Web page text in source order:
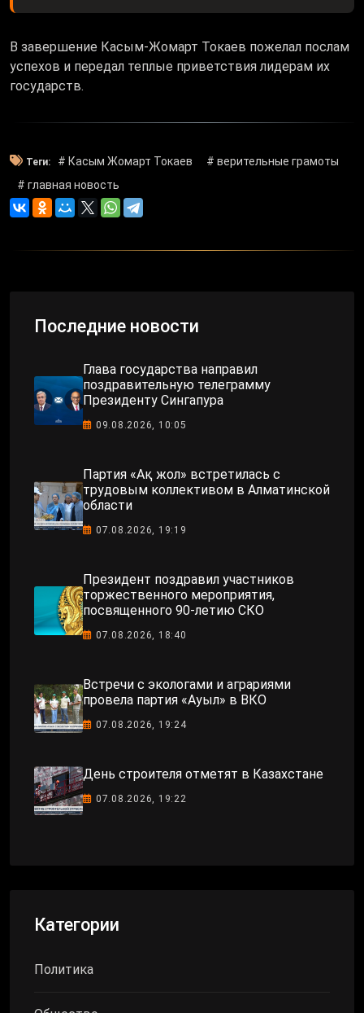
В завершение Касым-Жомарт Токаев пожелал послам
успехов и передал теплые приветствия лидерам их
государств.
Теги: # Касым Жомарт Токаев
# верительные грамоты
# главная новость
Последние новости
Глава государства направил
поздравительную телеграмму
Президенту Сингапура
09.08.2026, 10:05
Партия «Ақ жол» встретилась с
трудовым коллективом в Алматинской
области
07.08.2026, 19:19
Президент поздравил участников
торжественного мероприятия,
посвященного 90-летию СКО
07.08.2026, 18:40
Встречи с экологами и аграриями
провела партия «Ауыл» в ВКО
07.08.2026, 19:24
День строителя отметят в Казахстане
07.08.2026, 19:22
Категории
Политика